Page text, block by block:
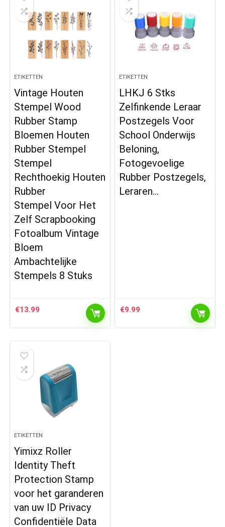
ETIKETTEN
Vintage Houten
Stempel Wood
Rubber Stamp
Bloemen Houten
Rubber Stempel
Stempel
Rechthoekig Houten
Rubber
Stempel Voor Het
Zelf Scrapbooking
Fotoalbum Vintage
Bloem
Ambachtelijke
Stempels 8 Stuks
€13.99
ETIKETTEN
LHKJ 6 Stks
Zelfinkende Leraar
Postzegels Voor
School Onderwijs
Beloning,
Fotogevoelige
Rubber Postzegels,
Leraren…
€9.99
ETIKETTEN
Yimixz Roller
Identity Theft
Protection Stamp
voor het garanderen
van uw ID Privacy
Confidentiële Data